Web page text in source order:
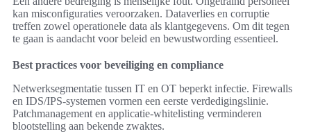
kan misconfiguraties veroorzaken. Dataverlies en corruptie
treffen zowel operationele data als klantgegevens. Om dit tegen
te gaan is aandacht voor beleid en bewustwording essentieel.
Best practices voor beveiliging en compliance
Netwerksegmentatie tussen IT en OT beperkt infectie. Firewalls
en IDS/IPS-systemen vormen een eerste verdedigingslinie.
Patchmanagement en applicatie-whitelisting verminderen
blootstelling aan bekende zwaktes.